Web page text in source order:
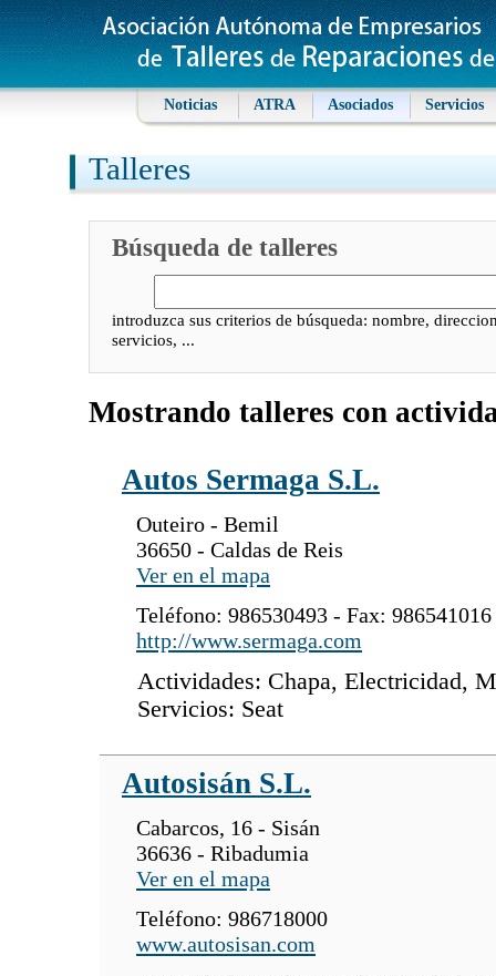
Noticias ATRA Asociados Servicios
Talleres
Búsqueda de talleres
introduzca sus criterios de búsqueda: nombre,
servicios, ...
Mostrando talleres con
Autos Sermaga S.L.
Outeiro - Bemil
36650 - Caldas de Reis
Ver en el mapa
Teléfono: 986530493 - Fax: 986541016
http://www.sermaga.com
Actividades: Chapa, Electricidad,
Servicios: Seat
Autosisán S.L.
Cabarcos, 16 - Sisán
36636 - Ribadumia
Ver en el mapa
Teléfono: 986718000
www.autosisan.com